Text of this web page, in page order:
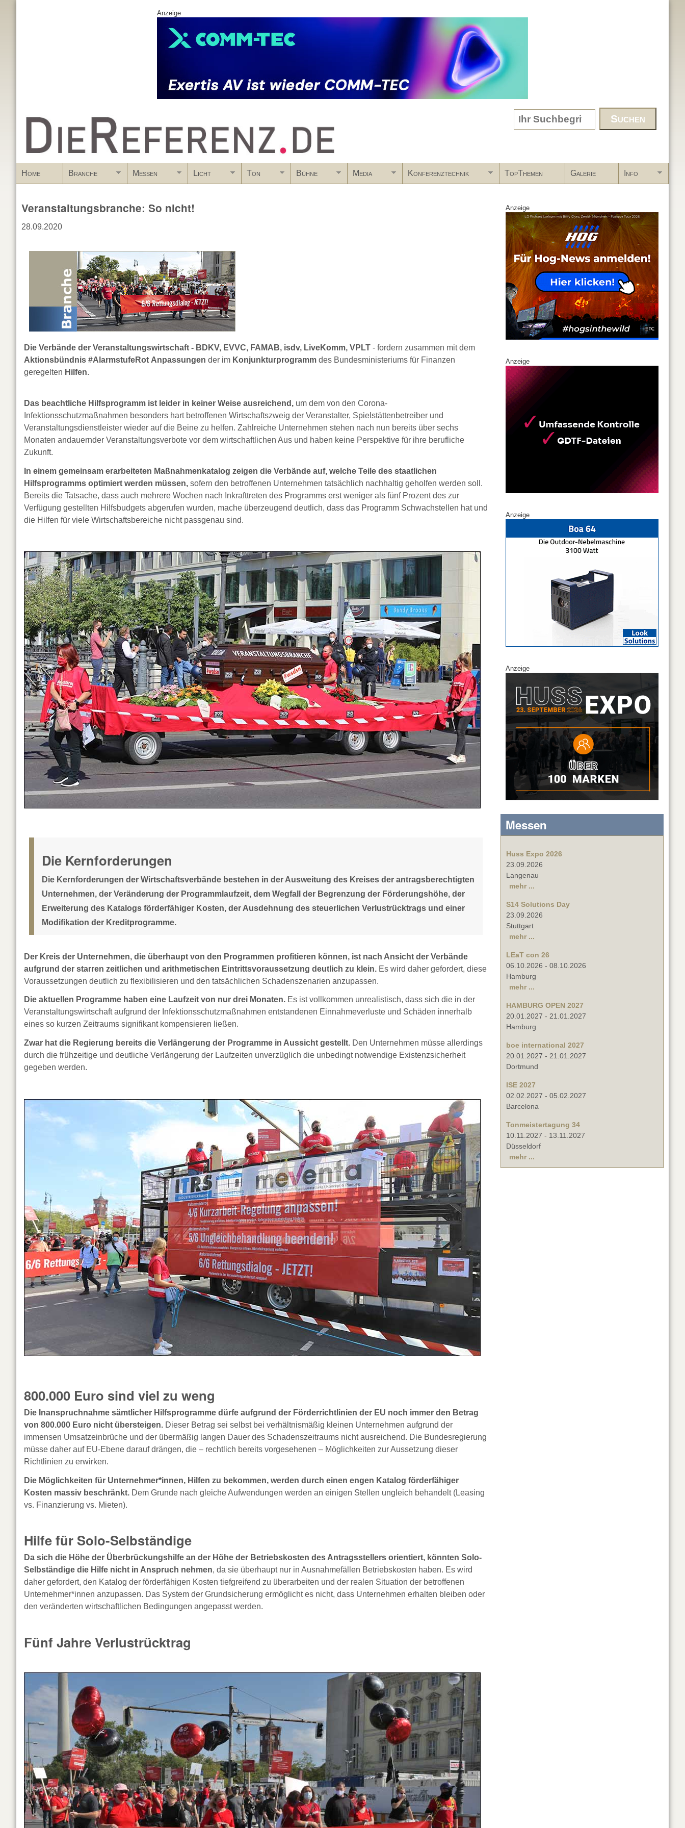
Anzeige
www.DieReferenz.de Search form
Home Branche Messen Licht Ton Bühne Media Konferenztechnik TopThemen Galerie Info
Veranstaltungsbranche: So nicht!
28.09.2020
Die Verbände der Veranstaltungswirtschaft - BDKV, EVVC, FAMAB, isdv, LiveKomm, VPLT - fordern zusammen mit dem
Aktionsbündnis #AlarmstufeRot Anpassungen der im Konjunkturprogramm des Bundesministeriums für Finanzen
geregelten Hilfen.
Das beachtliche Hilfsprogramm ist leider in keiner Weise ausreichend, um dem von den Corona-
Infektionsschutzmaßnahmen besonders hart betroffenen Wirtschaftszweig der Veranstalter, Spielstättenbetreiber und
Veranstaltungsdienstleister wieder auf die Beine zu helfen. Zahlreiche Unternehmen stehen nach nun bereits über sechs
Monaten andauernder Veranstaltungsverbote vor dem wirtschaftlichen Aus und haben keine Perspektive für ihre berufliche
Zukunft.
In einem gemeinsam erarbeiteten Maßnahmenkatalog zeigen die Verbände auf, welche Teile des staatlichen
Hilfsprogramms optimiert werden müssen, sofern den betroffenen Unternehmen tatsächlich nachhaltig geholfen werden soll.
Bereits die Tatsache, dass auch mehrere Wochen nach Inkrafttreten des Programms erst weniger als fünf Prozent des zur
Verfügung gestellten Hilfsbudgets abgerufen wurden, mache überzeugend deutlich, dass das Programm Schwachstellen hat und
die Hilfen für viele Wirtschaftsbereiche nicht passgenau sind.
Die Kernforderungen
Die Kernforderungen der Wirtschaftsverbände bestehen in der Ausweitung des Kreises der antragsberechtigten
Unternehmen, der Veränderung der Programmlaufzeit, dem Wegfall der Begrenzung der Förderungshöhe, der
Erweiterung des Katalogs förderfähiger Kosten, der Ausdehnung des steuerlichen Verlustrücktrags und einer
Modifikation der Kreditprogramme.
Der Kreis der Unternehmen, die überhaupt von den Programmen profitieren können, ist nach Ansicht der Verbände
aufgrund der starren zeitlichen und arithmetischen Eintrittsvoraussetzung deutlich zu klein. Es wird daher gefordert, diese
Voraussetzungen deutlich zu flexibilisieren und den tatsächlichen Schadenszenarien anzupassen.
Die aktuellen Programme haben eine Laufzeit von nur drei Monaten. Es ist vollkommen unrealistisch, dass sich die in der
Veranstaltungswirtschaft aufgrund der Infektionsschutzmaßnahmen entstandenen Einnahmeverluste und Schäden innerhalb
eines so kurzen Zeitraums signifikant kompensieren ließen.
Zwar hat die Regierung bereits die Verlängerung der Programme in Aussicht gestellt. Den Unternehmen müsse allerdings
durch die frühzeitige und deutliche Verlängerung der Laufzeiten unverzüglich die unbedingt notwendige Existenzsicherheit
gegeben werden.
800.000 Euro sind viel zu weng
Die Inanspruchnahme sämtlicher Hilfsprogramme dürfe aufgrund der Förderrichtlinien der EU noch immer den Betrag
von 800.000 Euro nicht übersteigen. Dieser Betrag sei selbst bei verhältnismäßig kleinen Unternehmen aufgrund der
immensen Umsatzeinbrüche und der übermäßig langen Dauer des Schadenszeitraums nicht ausreichend. Die Bundesregierung
müsse daher auf EU-Ebene darauf drängen, die – rechtlich bereits vorgesehenen – Möglichkeiten zur Aussetzung dieser
Richtlinien zu erwirken.
Die Möglichkeiten für Unternehmer*innen, Hilfen zu bekommen, werden durch einen engen Katalog förderfähiger
Kosten massiv beschränkt. Dem Grunde nach gleiche Aufwendungen werden an einigen Stellen ungleich behandelt (Leasing
vs. Finanzierung vs. Mieten).
Hilfe für Solo-Selbständige
Da sich die Höhe der Überbrückungshilfe an der Höhe der Betriebskosten des Antragsstellers orientiert, könnten Solo-
Selbständige die Hilfe nicht in Anspruch nehmen, da sie überhaupt nur in Ausnahmefällen Betriebskosten haben. Es wird
daher gefordert, den Katalog der förderfähigen Kosten tiefgreifend zu überarbeiten und der realen Situation der betroffenen
Unternehmer*innen anzupassen. Das System der Grundsicherung ermöglicht es nicht, dass Unternehmen erhalten bleiben oder
den veränderten wirtschaftlichen Bedingungen angepasst werden.
Fünf Jahre Verlustrücktrag
Anzeige
Anzeige
Anzeige
Anzeige
Messen
Huss Expo 2026
23.09.2026
Langenau
mehr ...
S14 Solutions Day
23.09.2026
Stuttgart
mehr ...
LEaT con 26
06.10.2026 - 08.10.2026
Hamburg
mehr ...
HAMBURG OPEN 2027
20.01.2027 - 21.01.2027
Hamburg
boe international 2027
20.01.2027 - 21.01.2027
Dortmund
ISE 2027
02.02.2027 - 05.02.2027
Barcelona
Tonmeistertagung 34
10.11.2027 - 13.11.2027
Düsseldorf
mehr ...